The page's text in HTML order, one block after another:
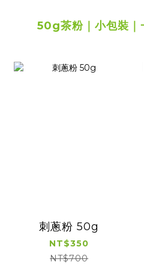
50g茶粉｜小包裝｜
刺蔥粉 50g
NT$350
NT$700